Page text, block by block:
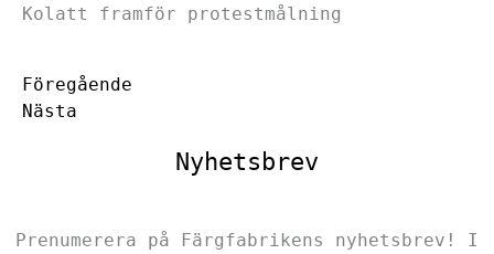
Kolatt framför protestmålning
Föregående
Nästa
Nyhetsbrev
Prenumerera på Färgfabrikens nyhetsbrev! I